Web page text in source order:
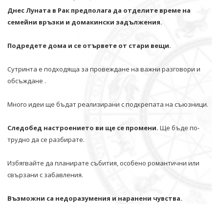
Днес Луната в Рак предполага да отделите време на
семейни връзки и домакински задължения.
Подредете дома и се отървете от стари вещи.
Сутринта е подходяща за провеждане на важни разговори и
обсъждане .
Много идеи ще бъдат реализирани с подкрепата на съюзници.
Следобед настроението ви ще се промени. Ще бъде по-
трудно да се разбирате.
Избягвайте да планирате събития, особено романтични или
свързани с забавления.
Възможни са недоразумения и наранени чувства.